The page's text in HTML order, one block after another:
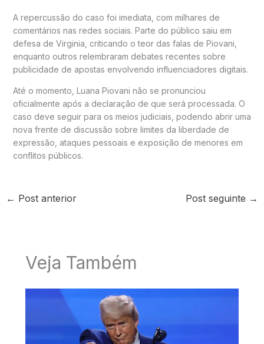
A repercussão do caso foi imediata, com milhares de
comentários nas redes sociais. Parte do público saiu em
defesa de Virginia, criticando o teor das falas de Piovani,
enquanto outros relembraram debates recentes sobre
publicidade de apostas envolvendo influenciadores digitais.
Até o momento, Luana Piovani não se pronunciou
oficialmente após a declaração de que será processada. O
caso deve seguir para os meios judiciais, podendo abrir uma
nova frente de discussão sobre limites da liberdade de
expressão, ataques pessoais e exposição de menores em
conflitos públicos.
← Post anterior Post seguinte →
Veja Também